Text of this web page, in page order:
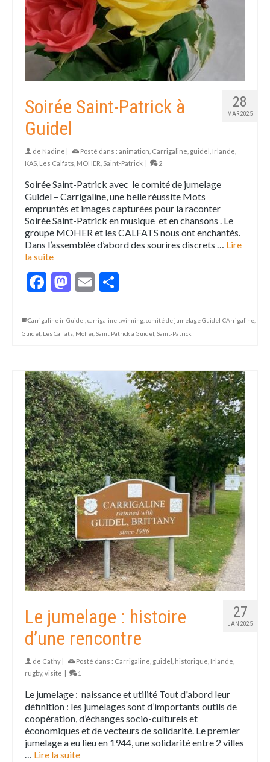
28
MAR 2025
Soirée Saint-Patrick à
Guidel
de Nadine | Posté dans : animation Carrigaline guidel Irlande
KAS Les Calfats MOHER Saint-Patrick | 2
Soirée Saint-Patrick avec le comité de jumelage
Guidel – Carrigaline, une belle réussite Mots
empruntés et images capturées pour la raconter
Soirée Saint-Patrick en musique et en chansons . Le
groupe MOHER et les CALFATS nous ont enchantés.
Dans l’assemblée d’abord des sourires discrets … Lire
la suite
Facebook
Mastodon
Email
Carrigaline in Guidel carrigaline twinning comité de jumelage Guidel-CArrigaline
Guidel Les Calfats Moher, Saint Patrick à Guidel Saint-Patrick
27
JAN 2025
Le jumelage : histoire
d’une rencontre
de Cathy | Posté dans : Carrigaline guidel historique Irlande
rugby, visite | 1
Le jumelage : naissance et utilité Tout d'abord leur
définition : les jumelages sont d’importants outils de
coopération, d’échanges socio-culturels et
économiques et de vecteurs de solidarité. Le premier
jumelage a eu lieu en 1944, une solidarité entre 2 villes
… Lire la suite